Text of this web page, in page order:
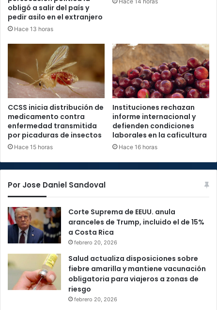
obligó a salir del país y
pedir asilo en el extranjero
Hace 13 horas
CCSS inicia distribución de
medicamento contra
enfermedad transmitida
por picaduras de insectos
Hace 15 horas
Instituciones rechazan
informe internacional y
defienden condiciones
laborales en la caficultura
Hace 16 horas
Por Jose Daniel Sandoval
Corte Suprema de EEUU. anula
aranceles de Trump, incluido el de 15%
a Costa Rica
febrero 20, 2026
Salud actualiza disposiciones sobre
fiebre amarilla y mantiene vacunación
obligatoria para viajeros a zonas de
riesgo
febrero 20, 2026